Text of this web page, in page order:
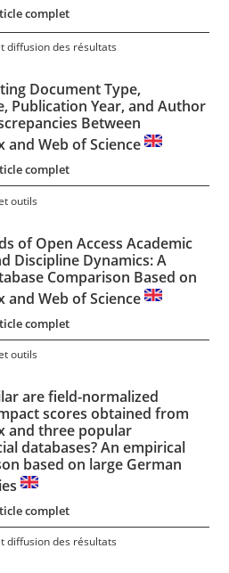
complet
diffusion des résultats
Document Type,
Publication Year, and Author
Between
and Web of Science
complet
outils
of Open Access Academic
Discipline Dynamics: A
Comparison Based on
and Web of Science
complet
outils
are field-normalized
scores obtained from
and three popular
databases? An empirical
based on large German
complet
diffusion des résultats